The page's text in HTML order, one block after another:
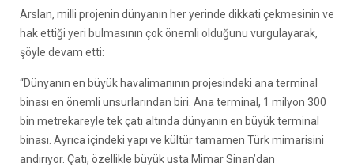
Arslan, milli projenin dünyanın her yerinde dikkati çekmesinin ve
hak ettiği yeri bulmasının çok önemli olduğunu vurgulayarak,
şöyle devam etti:
“Dünyanın en büyük havalimanının projesindeki ana terminal
binası en önemli unsurlarından biri. Ana terminal, 1 milyon 300
bin metrekareyle tek çatı altında dünyanın en büyük terminal
binası. Ayrıca içindeki yapı ve kültür tamamen Türk mimarisini
andırıyor. Çatı, özellikle büyük usta Mimar Sinan’dan